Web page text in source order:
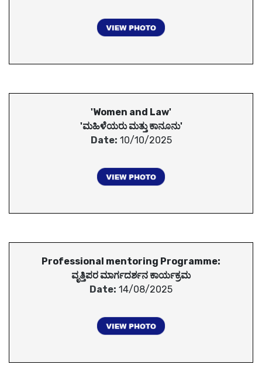
'Women and Law'
'ಮಹಿಳೆಯರು ಮತ್ತು ಕಾನೂನು'
Date: 10/10/2025
Professional mentoring Programme:
ವೃತ್ತಿಪರ ಮಾರ್ಗದರ್ಶನ ಕಾರ್ಯಕ್ರಮ
Date: 14/08/2025